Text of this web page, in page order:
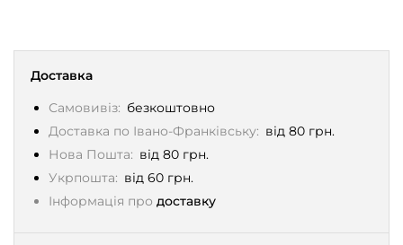
Доставка
Самовивіз: безкоштовно
Доставка по Івано-Франківську: від 80 грн.
Нова Пошта: від 80 грн.
Укрпошта: від 60 грн.
Інформація про доставку